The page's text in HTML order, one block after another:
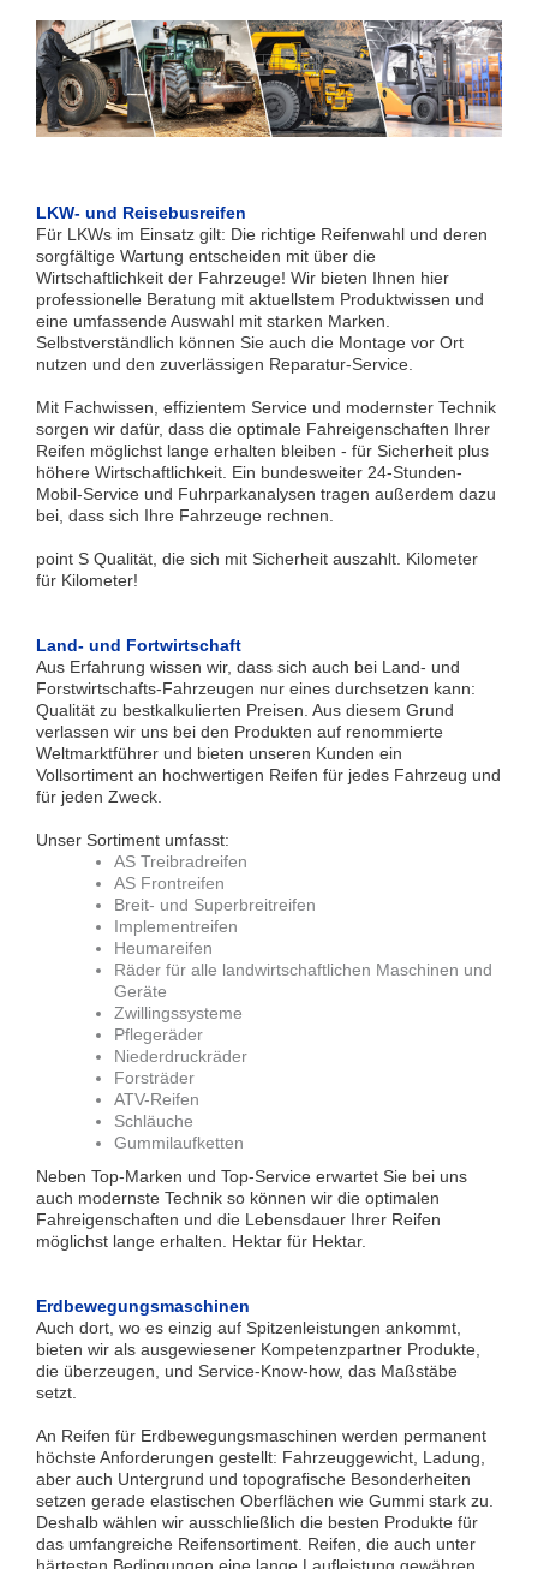
LKW- und Reisebusreifen
Für LKWs im Einsatz gilt: Die richtige Reifenwahl und deren
sorgfältige Wartung entscheiden mit über die
Wirtschaftlichkeit der Fahrzeuge! Wir bieten Ihnen hier
professionelle Beratung mit aktuellstem Produktwissen und
eine umfassende Auswahl mit starken Marken.
Selbstverständlich können Sie auch die Montage vor Ort
nutzen und den zuverlässigen Reparatur-Service.
Mit Fachwissen, effizientem Service und modernster Technik
sorgen wir dafür, dass die optimale Fahreigenschaften Ihrer
Reifen möglichst lange erhalten bleiben - für Sicherheit plus
höhere Wirtschaftlichkeit. Ein bundesweiter 24-Stunden-
Mobil-Service und Fuhrparkanalysen tragen außerdem dazu
bei, dass sich Ihre Fahrzeuge rechnen.
point S Qualität, die sich mit Sicherheit auszahlt. Kilometer
für Kilometer!
Land- und Fortwirtschaft
Aus Erfahrung wissen wir, dass sich auch bei Land- und
Forstwirtschafts-Fahrzeugen nur eines durchsetzen kann:
Qualität zu bestkalkulierten Preisen. Aus diesem Grund
verlassen wir uns bei den Produkten auf renommierte
Weltmarktführer und bieten unseren Kunden ein
Vollsortiment an hochwertigen Reifen für jedes Fahrzeug und
für jeden Zweck.
Unser Sortiment umfasst:
AS Treibradreifen
AS Frontreifen
Breit- und Superbreitreifen
Implementreifen
Heumareifen
Räder für alle landwirtschaftlichen Maschinen und
Geräte
Zwillingssysteme
Pflegeräder
Niederdruckräder
Forsträder
ATV-Reifen
Schläuche
Gummilaufketten
Neben Top-Marken und Top-Service erwartet Sie bei uns
auch modernste Technik so können wir die optimalen
Fahreigenschaften und die Lebensdauer Ihrer Reifen
möglichst lange erhalten. Hektar für Hektar.
Erdbewegungsmaschinen
Auch dort, wo es einzig auf Spitzenleistungen ankommt,
bieten wir als ausgewiesener Kompetenzpartner Produkte,
die überzeugen, und Service-Know-how, das Maßstäbe
setzt.
An Reifen für Erdbewegungsmaschinen werden permanent
höchste Anforderungen gestellt: Fahrzeuggewicht, Ladung,
aber auch Untergrund und topografische Besonderheiten
setzen gerade elastischen Oberflächen wie Gummi stark zu.
Deshalb wählen wir ausschließlich die besten Produkte für
das umfangreiche Reifensortiment. Reifen, die auch unter